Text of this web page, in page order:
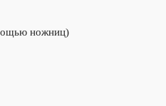
ножниц)